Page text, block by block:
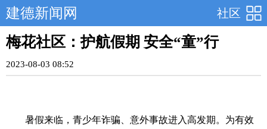
社区
建德新闻网
梅花社区：护航假期 安全“童”行
2023-08-03 08:52
暑假来临，青少年诈骗、意外事故进入高发期。为有效